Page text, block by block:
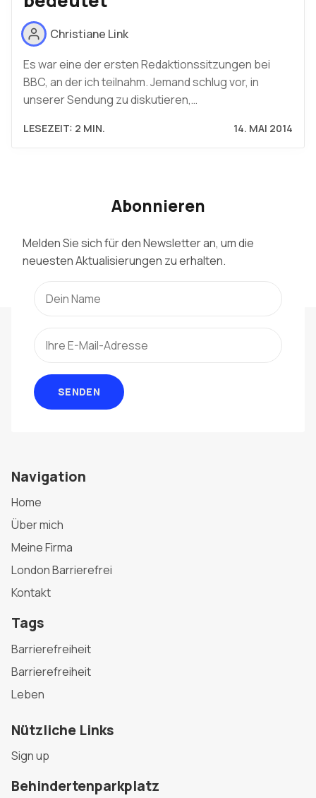
Christiane Link
Es war eine der ersten Redaktionssitzungen bei
BBC, an der ich teilnahm. Jemand schlug vor, in
unserer Sendung zu diskutieren,…
LESEZEIT: 2 MIN. 14. MAI 2014
Abonnieren
Melden Sie sich für den Newsletter an, um die
neuesten Aktualisierungen zu erhalten.
SENDEN
Navigation
Home
Über mich
Meine Firma
London Barrierefrei
Kontakt
Tags
Barrierefreiheit
Barrierefreiheit
Leben
Nützliche Links
Sign up
Behindertenparkplatz